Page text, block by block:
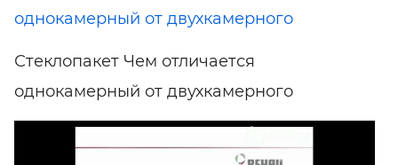
однокамерный от двухкамерного
Стеклопакет Чем отличается
однокамерный от двухкамерного